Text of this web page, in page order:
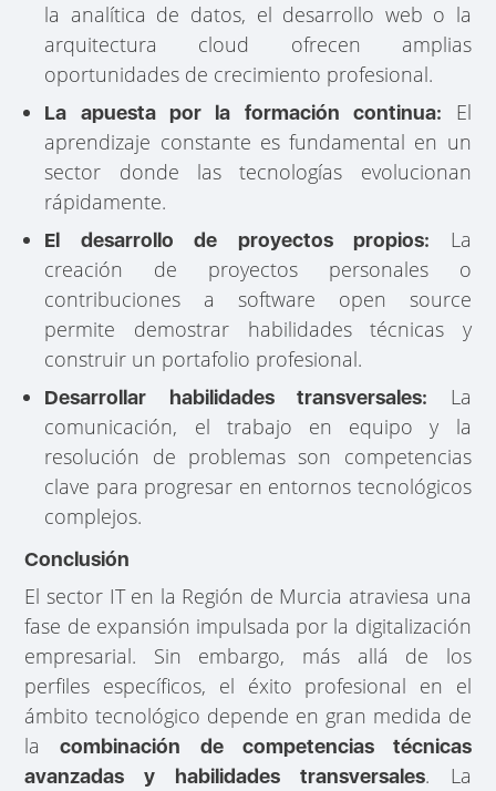
la analítica de datos, el desarrollo web o la
arquitectura cloud ofrecen amplias
oportunidades de crecimiento profesional.
La apuesta por la formación continua: El
aprendizaje constante es fundamental en un
sector donde las tecnologías evolucionan
rápidamente.
El desarrollo de proyectos propios: La
creación de proyectos personales o
contribuciones a software open source
permite demostrar habilidades técnicas y
construir un portafolio profesional.
Desarrollar habilidades transversales: La
comunicación, el trabajo en equipo y la
resolución de problemas son competencias
clave para progresar en entornos tecnológicos
complejos.
Conclusión
El sector IT en la Región de Murcia atraviesa una
fase de expansión impulsada por la digitalización
empresarial. Sin embargo, más allá de los
perfiles específicos, el éxito profesional en el
ámbito tecnológico depende en gran medida de
lacombinación de competencias técnicas
avanzadas y habilidades transversales. La